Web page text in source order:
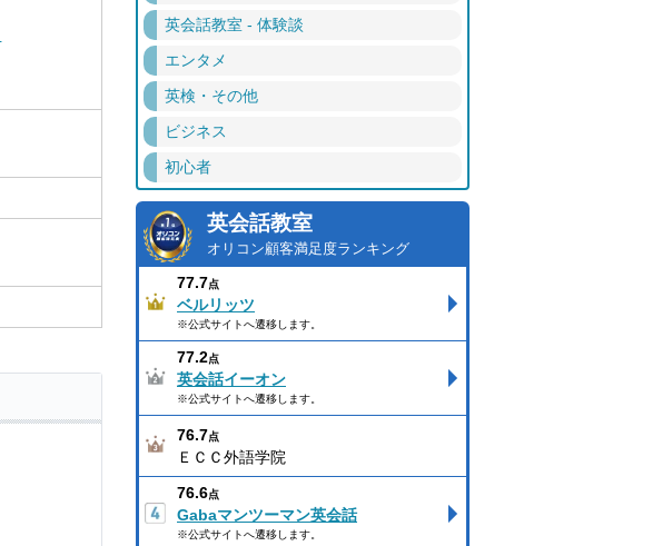
英会話教室 - 体験談
エンタメ
英検・その他
ビジネス
初心者
英会話教室
オリコン顧客満足度ランキング
77.7点
ベルリッツ
※公式サイトへ遷移します。
77.2点
英会話イーオン
※公式サイトへ遷移します。
76.7点
ＥＣＣ外語学院
76.6点
Gabaマンツーマン英会話
※公式サイトへ遷移します。